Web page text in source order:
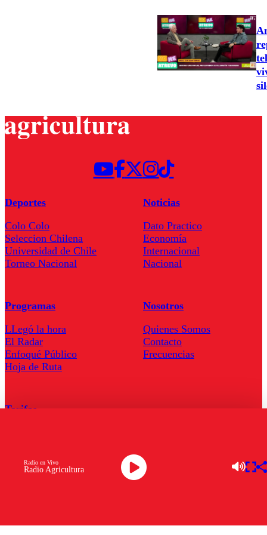
Radio Agricultura
Radio en Vivo
Deportes
Colo Colo
Seleccion Chilena
Universidad de Chile
Torneo Nacional
Noticias
Dato Practico
Economía
Internacional
Nacional
Programas
LLegó la hora
El Radar
Enfoqué Público
Hoja de Ruta
Nosotros
Quienes Somos
Contacto
Frecuencias
Tarifas
Descarga la APP